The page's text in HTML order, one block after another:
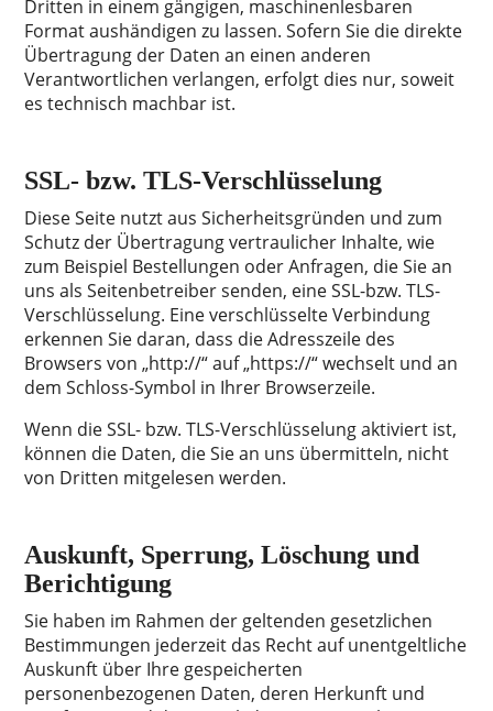
Dritten in einem gängigen, maschinenlesbaren
Format aushändigen zu lassen. Sofern Sie die direkte
Übertragung der Daten an einen anderen
Verantwortlichen verlangen, erfolgt dies nur, soweit
es technisch machbar ist.
SSL- bzw. TLS-Verschlüsselung
Diese Seite nutzt aus Sicherheitsgründen und zum
Schutz der Übertragung vertraulicher Inhalte, wie
zum Beispiel Bestellungen oder Anfragen, die Sie an
uns als Seitenbetreiber senden, eine SSL-bzw. TLS-
Verschlüsselung. Eine verschlüsselte Verbindung
erkennen Sie daran, dass die Adresszeile des
Browsers von „http://“ auf „https://“ wechselt und an
dem Schloss-Symbol in Ihrer Browserzeile.
Wenn die SSL- bzw. TLS-Verschlüsselung aktiviert ist,
können die Daten, die Sie an uns übermitteln, nicht
von Dritten mitgelesen werden.
Auskunft, Sperrung, Löschung und
Berichtigung
Sie haben im Rahmen der geltenden gesetzlichen
Bestimmungen jederzeit das Recht auf unentgeltliche
Auskunft über Ihre gespeicherten
personenbezogenen Daten, deren Herkunft und